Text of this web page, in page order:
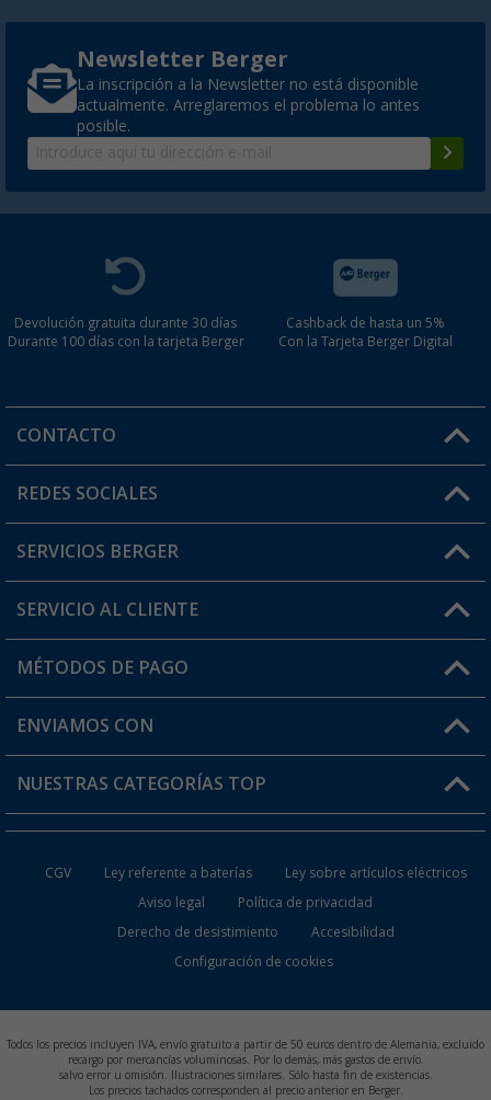
Newsletter Berger
La inscripción a la Newsletter no está disponible
actualmente. Arreglaremos el problema lo antes
posible.
Devolución gratuita durante 30 días
Durante 100 días con la tarjeta Berger
Cashback de hasta un 5%
Con la Tarjeta Berger Digital
CONTACTO
Horario de atención al cliente:
¿Tienes alguna duda?
REDES SOCIALES
SERVICIOS BERGER
Conviértete en distribuidor
Mi cuenta
Tarjeta Berger Digital
SERVICIO AL CLIENTE
FAQ y Contacto
Información de envío
¿Dónde está mi pedido?
MÉTODOS DE PAGO
ENVIAMOS CON
NUESTRAS CATEGORÍAS TOP
Muebles de Camping
Baterías de Camping
CGV Ley referente a baterías
Ley sobre artículos eléctricos
Aviso legal
Política de privacidad
Derecho de desistimiento
Accesibilidad
Configuración de cookies
Todos los precios incluyen IVA, envío gratuito a partir de 50 euros dentro de Alemania, excluido
recargo por mercancías voluminosas. Por lo demás, más gastos de envío.
salvo error u omisión. Ilustraciones similares. Sólo hasta fin de existencias.
Los precios tachados corresponden al precio anterior en Berger.